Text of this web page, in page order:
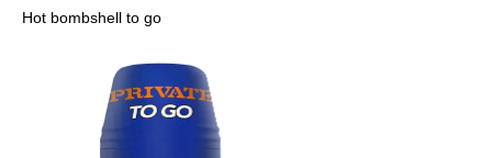
Hot bombshell to go